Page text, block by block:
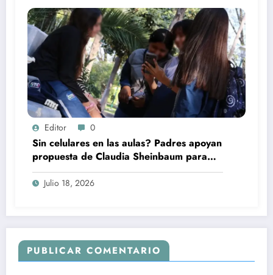
Editor 0
Sin celulares en las aulas? Padres apoyan
propuesta de Claudia Sheinbaum para
regular tecnología entre estudiantes
Julio 18, 2026
PUBLICAR COMENTARIO